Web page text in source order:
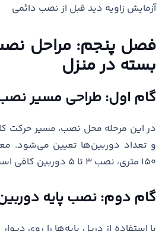
آزمایش زاویه دید قبل از نصب دائمی
فصل پنجم: مراحل
بسته در منزل
گام اول: طراحی مسیر
در این مرحله محل نصب، مسیر حرکت
۱۵۰ متری، نصب ۳ تا ۵ دوربین کافی است.
گام دوم: نصب پایه